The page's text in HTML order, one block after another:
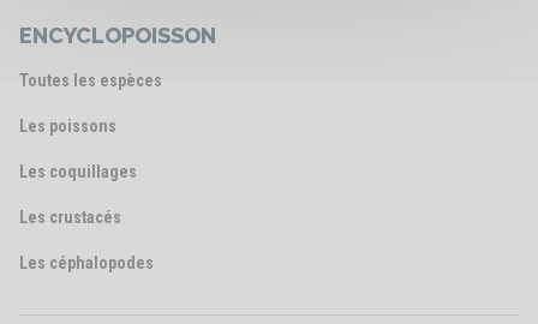
ENCYCLOPOISSON
Toutes les espèces
Les poissons
Les coquillages
Les crustacés
Les céphalopodes